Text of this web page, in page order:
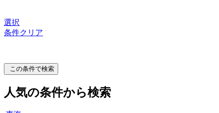
選択
条件クリア
この条件で検索
人気の条件から検索